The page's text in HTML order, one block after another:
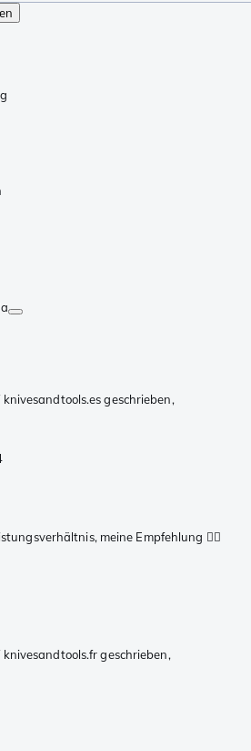
geschrieben,
meine Empfehlung 👍🏻
geschrieben,